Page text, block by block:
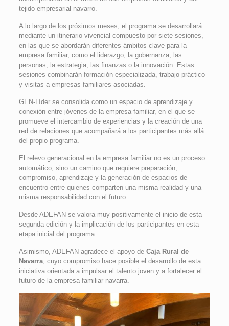
tejido empresarial navarro.
A lo largo de los próximos meses, el programa se desarrollará
mediante un itinerario vivencial compuesto por siete sesiones,
en las que se abordarán diferentes ámbitos clave para la
empresa familiar, como el liderazgo, la gobernanza, las
personas, la estrategia, las finanzas o la innovación. Estas
sesiones combinarán formación especializada, trabajo práctico
y visitas a empresas familiares asociadas.
GEN-Líder se consolida como un espacio de aprendizaje y
conexión entre jóvenes de la empresa familiar, en el que se
promueve el intercambio de experiencias y la creación de una
red de relaciones que acompañará a los participantes más allá
del propio programa.
El relevo generacional en la empresa familiar no es un proceso
automático, sino un camino que requiere preparación,
compromiso, aprendizaje y la generación de espacios de
encuentro entre quienes comparten una misma realidad y una
misma responsabilidad con el futuro.
Desde ADEFAN se valora muy positivamente el inicio de esta
segunda edición y la implicación de los participantes en esta
etapa inicial del programa.
Asimismo, ADEFAN agradece el apoyo de Caja Rural de
Navarra, cuyo compromiso hace posible el desarrollo de esta
iniciativa orientada a impulsar el talento joven y a fortalecer el
futuro de la empresa familiar navarra.